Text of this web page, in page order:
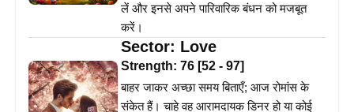
लें और इनसे अपने पारिवारिक बंधन को मजबूत
करें।
Sector: Love
Strength: 76 [52 - 97]
बाहर जाकर अच्छा समय बिताएँ; आज रोमांस के
संकेत हैं। चाहे वह आरामदायक डिनर हो या कोई